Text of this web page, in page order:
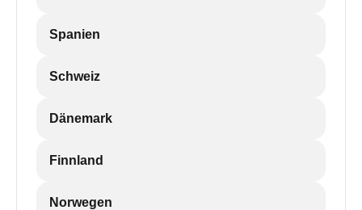
Spanien
Schweiz
Dänemark
Finnland
Norwegen